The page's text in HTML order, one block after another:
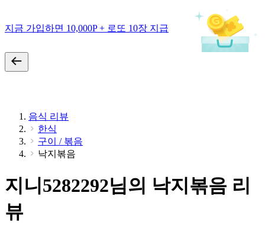
지금 가입하면 10,000P + 로또 10장 지급
음식 리뷰
한식
구이 / 볶음
낙지볶음
지니5282292님의 낙지볶음 리
뷰